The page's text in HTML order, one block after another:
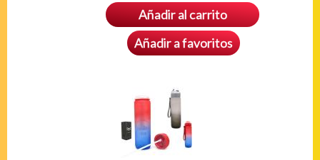
Añadir al carrito
Añadir a favoritos